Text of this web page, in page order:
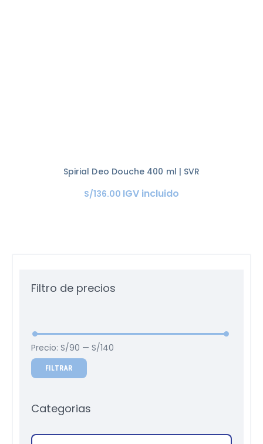
Spirial Deo Douche 400 ml | SVR
S/136.00 IGV incluido
Filtro de precios
FILTRAR
Precio:S/90 —S/140
Categorias